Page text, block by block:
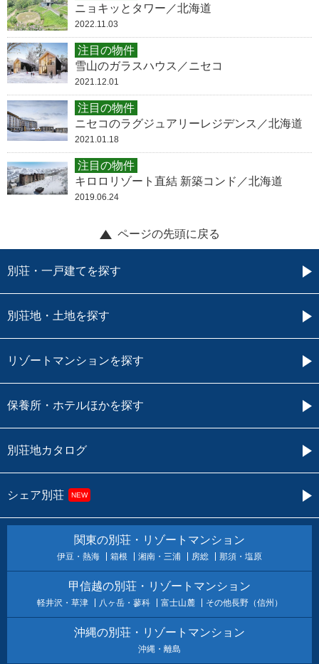
ニョキッとタワー／北海道
2022.11.03
注目の物件
雪山のガラスハウス／ニセコ
2021.12.01
注目の物件
ニセコのラグジュアリーレジデンス／北海道
2021.01.18
注目の物件
キロロリゾート直結 新築コンド／北海道
2019.06.24
ページの先頭に戻る
別荘・一戸建てを探す
別荘地・土地を探す
リゾートマンションを探す
保養所・ホテルほかを探す
別荘地カタログ
シェア別荘 NEW
関東の別荘・リゾートマンション
伊豆・熱海 箱根 湘南・三浦 房総 那須・塩原
甲信越の別荘・リゾートマンション
軽井沢・草津 八ヶ岳・蓼科 富士山麓 その他長野（信州）
沖縄の別荘・リゾートマンション
沖縄・離島